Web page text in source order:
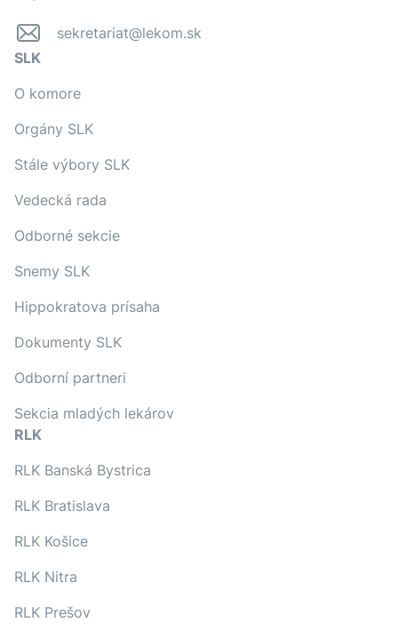
sekretariat@lekom.sk
SLK
O komore
Orgány SLK
Stále výbory SLK
Vedecká rada
Odborné sekcie
Snemy SLK
Hippokratova prísaha
Dokumenty SLK
Odborní partneri
Sekcia mladých lekárov
RLK
RLK Banská Bystrica
RLK Bratislava
RLK Košice
RLK Nitra
RLK Prešov